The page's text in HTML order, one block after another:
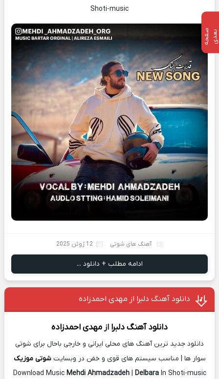
Shoti-music
آهنگ های شوتی 12 ژوئن 2025
ادامه مطلب + دانلود ...
دانلود آهنگ دلبرا از مهدی احمدزاده
دانلود آهنگدلبرا ازمهدی احمدزاده
دانلود جدید ترین آهنگ های محلی ایرانی و خارجی باحال برای شوتی
سوار ها | مناسب سیستم های قوی و خفن در وبسایتشوتی موزیک
Download Music Mehdi Ahmadzadeh| DelbaraIn Shoti-music
ص
ف
ح
ه ب ع
د ی